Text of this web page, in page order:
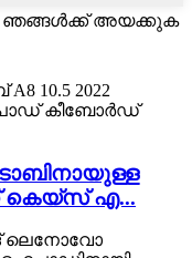
ഞങ്ങൾക്ക് അയക്കുക
കെയ്‌സ് എ...